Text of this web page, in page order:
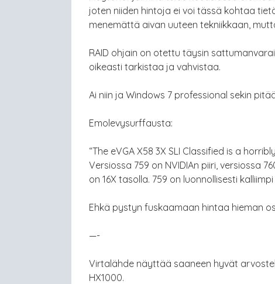
joten niiden hintoja ei voi tässä kohtaa
menemättä aivan uuteen tekniikkaan,
RAID ohjain on otettu täysin
oikeasti tarkistaa ja vahvistaa.
Ai niin ja Windows 7 professional sekin
Emolevysurffausta:
“The eVGA X58 3X SLI Classified is a
Versiossa 759 on NVIDIAn piiri, versiossa
on 16X tasolla. 759 on luonnollisesti kalliimpi
Ehkä pystyn fuskaamaan hintaa hieman
—-
Virtalähde näyttää saaneen hyvät
HX1000.